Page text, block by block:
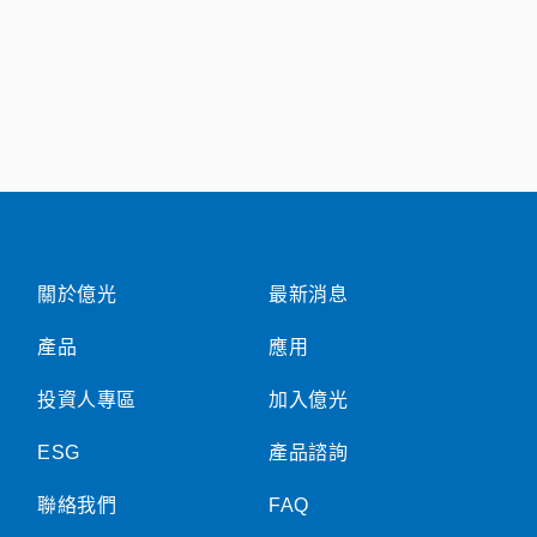
關於億光
產品
投資人專區
ESG
聯絡我們
最新消息
應用
加入億光
產品諮詢
FAQ